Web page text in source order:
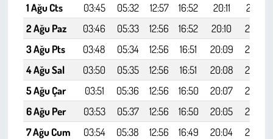
1 Ağu Cts
03:45 05:32 12:57 16:52 20:11
21:51
2 Ağu Paz
03:46 05:33 12:56 16:52 20:10
21:49
3 Ağu Pts
03:48 05:34 12:56 16:51 20:09
21:47
4 Ağu Sal
03:50 05:35 12:56 16:51 20:08
21:46
5 Ağu Çar
03:51 05:36 12:56 16:50 20:07
21:44
6 Ağu Per
03:53 05:37 12:56 16:50 20:05
21:42
7 Ağu Cum
03:54 05:38 12:56 16:49 20:04
21:40